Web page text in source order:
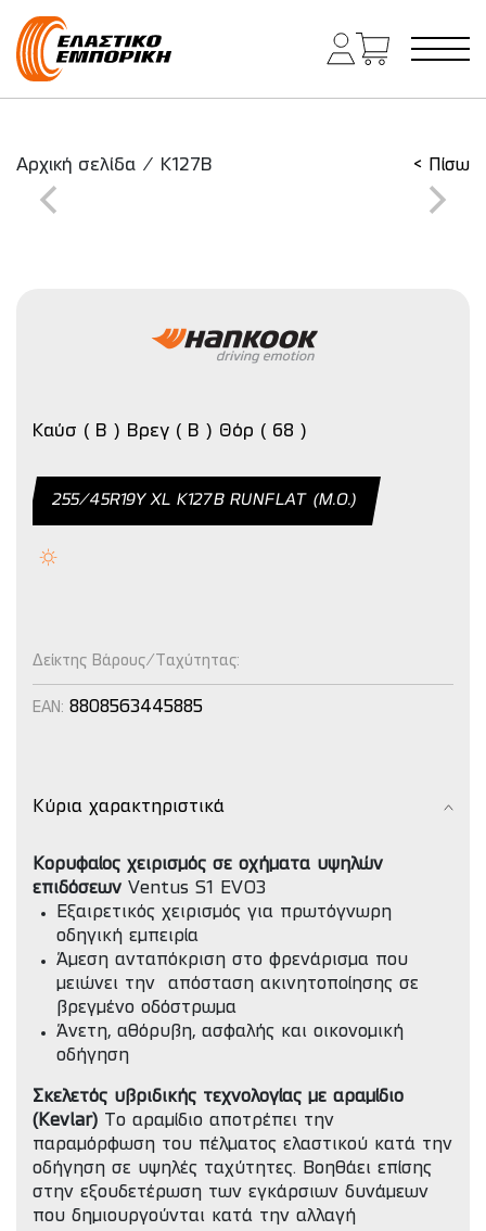
Κύρια πλοήγηση
Αρχική σελίδα / K127B < Πίσω
Καύσ ( B ) Βρεγ ( B ) Θόρ ( 68 )
255/45R19Y XL K127B RUNFLAT (Μ.Ο.)
Δείκτης Βάρους/Ταχύτητας:
EAN: 8808563445885
Κύρια χαρακτηριστικά
Κορυφαίος χειρισμός σε οχήματα υψηλών
επιδόσεων Ventus S1 EVO3
Εξαιρετικός χειρισμός για πρωτόγνωρη
οδηγική εμπειρία
Άμεση ανταπόκριση στο φρενάρισμα που
μειώνει την απόσταση ακινητοποίησης σε
βρεγμένο οδόστρωμα
Άνετη, αθόρυβη, ασφαλής και οικονομική
οδήγηση
Σκελετός υβριδικής τεχνολογίας με αραμίδιο
(Kevlar) Το αραμίδιο αποτρέπει την
παραμόρφωση του πέλματος ελαστικού κατά την
οδήγηση σε υψηλές ταχύτητες. Βοηθάει επίσης
στην εξουδετέρωση των εγκάρσιων δυνάμεων
που δημιουργούνται κατά την αλλαγή